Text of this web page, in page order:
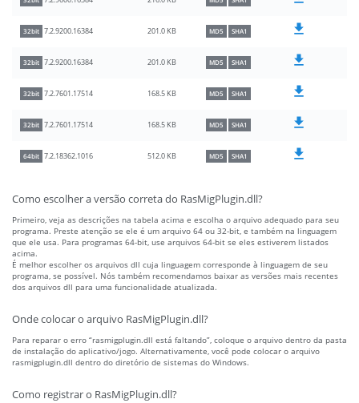
32bit 7.2.9200.16384 201.0 KB MD5 SHA1
32bit 7.2.9200.16384 201.0 KB MD5 SHA1
32bit 7.2.7601.17514 168.5 KB MD5 SHA1
32bit 7.2.7601.17514 168.5 KB MD5 SHA1
64bit 7.2.18362.1016 512.0 KB MD5 SHA1
Como escolher a versão correta do RasMigPlugin.dll?
Primeiro, veja as descrições na tabela acima e escolha o arquivo adequado para seu
programa. Preste atenção se ele é um arquivo 64 ou 32-bit, e também na linguagem
que ele usa. Para programas 64-bit, use arquivos 64-bit se eles estiverem listados
acima.
É melhor escolher os arquivos dll cuja linguagem corresponde à linguagem de seu
programa, se possível. Nós também recomendamos baixar as versões mais recentes
dos arquivos dll para uma funcionalidade atualizada.
Onde colocar o arquivo RasMigPlugin.dll?
Para reparar o erro “rasmigplugin.dll está faltando”, coloque o arquivo dentro da pasta
de instalação do aplicativo/jogo. Alternativamente, você pode colocar o arquivo
rasmigplugin.dll dentro do diretório de sistemas do Windows.
Como registrar o RasMigPlugin.dll?